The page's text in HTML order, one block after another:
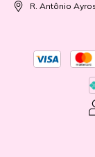
R. Antônio